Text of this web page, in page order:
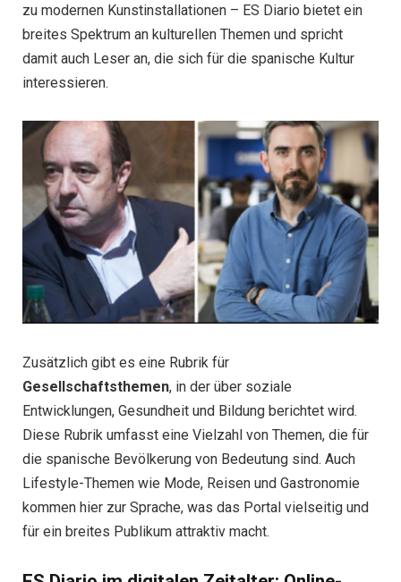
zu modernen Kunstinstallationen – ES Diario bietet ein
breites Spektrum an kulturellen Themen und spricht
damit auch Leser an, die sich für die spanische Kultur
interessieren.
Zusätzlich gibt es eine Rubrik für
Gesellschaftsthemen, in der über soziale
Entwicklungen, Gesundheit und Bildung berichtet wird.
Diese Rubrik umfasst eine Vielzahl von Themen, die für
die spanische Bevölkerung von Bedeutung sind. Auch
Lifestyle-Themen wie Mode, Reisen und Gastronomie
kommen hier zur Sprache, was das Portal vielseitig und
für ein breites Publikum attraktiv macht.